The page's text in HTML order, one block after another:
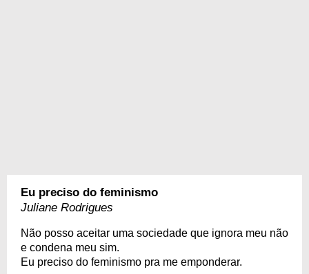
Eu preciso do feminismo
Juliane Rodrigues
Não posso aceitar uma sociedade que ignora meu não
e condena meu sim.
Eu preciso do feminismo pra me emponderar.